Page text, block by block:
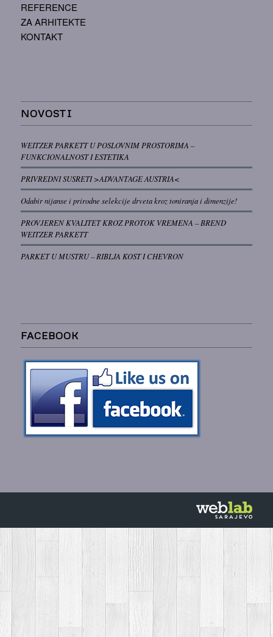
REFERENCE
ZA ARHITEKTE
KONTAKT
NOVOSTI
WEITZER PARKETT U POSLOVNIM PROSTORIMA –
FUNKCIONALNOST I ESTETIKA
PRIVREDNI SUSRETI >ADVANTAGE AUSTRIA<
Odabir nijanse i prirodne selekcije drveta kroz toniranja i dimenzije!
PROVJEREN KVALITET KROZ PROTOK VREMENA – BREND
WEITZER PARKETT
PARKET U MUSTRU – RIBLJA KOST I CHEVRON
FACEBOOK